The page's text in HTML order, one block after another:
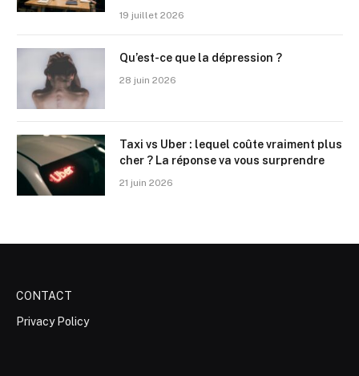
19 juillet 2026
Qu’est-ce que la dépression ?
28 juin 2026
Taxi vs Uber : lequel coûte vraiment plus
cher ? La réponse va vous surprendre
21 juin 2026
CONTACT
Privacy Policy